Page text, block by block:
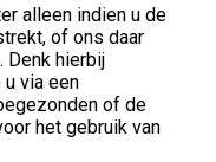
alleen indien u de
of ons daar
Denk hierbij
via een
of de
het gebruik van